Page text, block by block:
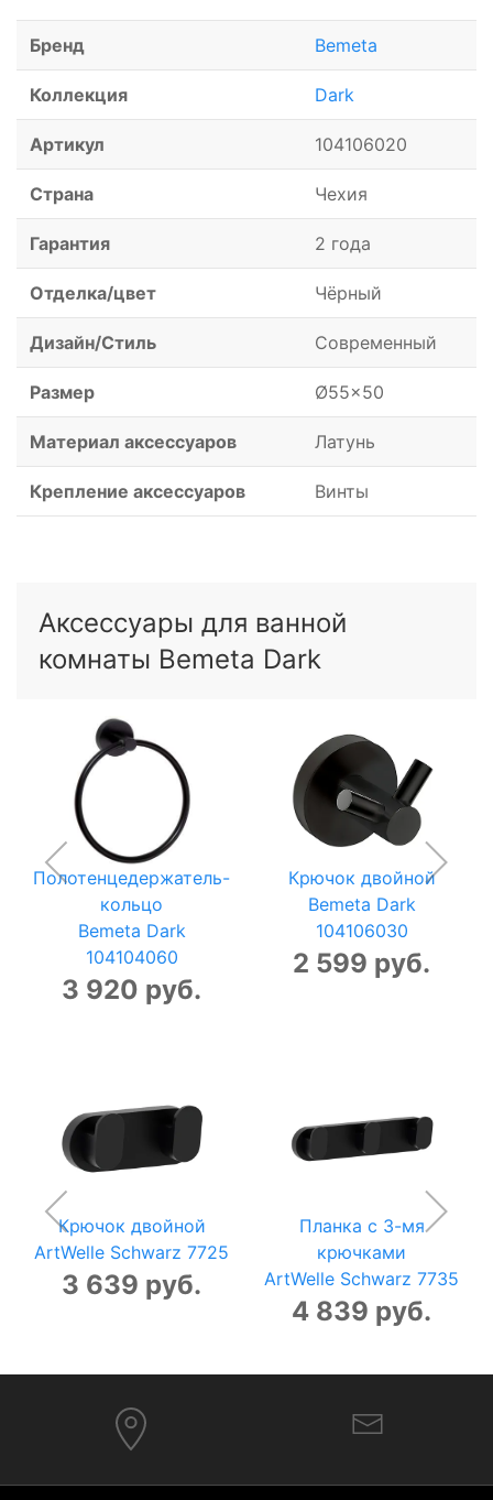
Бренд Bemeta
Коллекция Dark
Артикул 104106020
Страна Чехия
Гарантия 2 года
Отделка/цвет Чёрный
Дизайн/Стиль Современный
Размер Ø55x50
Материал аксессуаров Латунь
Крепление аксессуаров Винты
Аксессуары для ванной
комнаты Bemeta Dark
Полотенцедержатель-
кольцо
Bemeta Dark
104104060
3 920 руб.
Крючок двойной
Bemeta Dark
104106030
2 599 руб.
Крючок двойной
ArtWelle Schwarz 7725
3 639 руб.
Планка с 3-мя
крючками
ArtWelle Schwarz 7735
4 839 руб.